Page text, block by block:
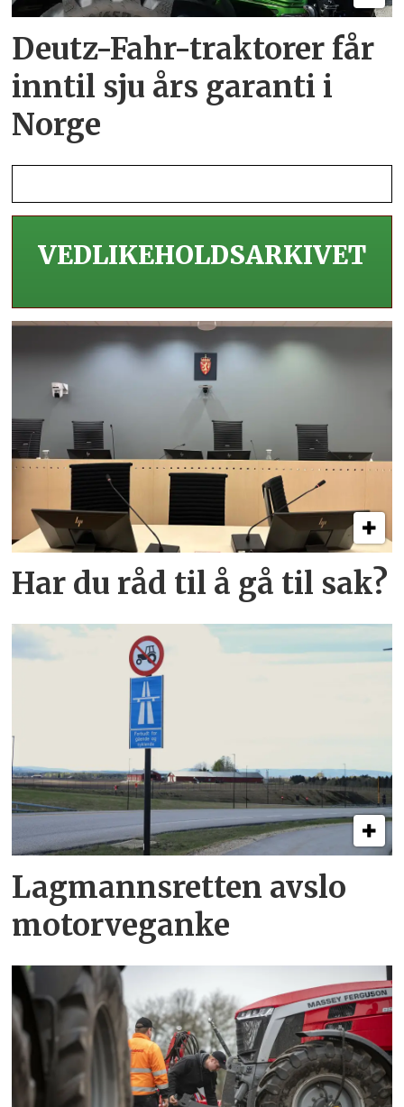
Deutz-Fahr-traktorer får
inntil sju års garanti i
Norge
VEDLIKEHOLDS­ARKIVET
Har du råd til å gå til sak?
Lagmannsretten avslo
motorveganke